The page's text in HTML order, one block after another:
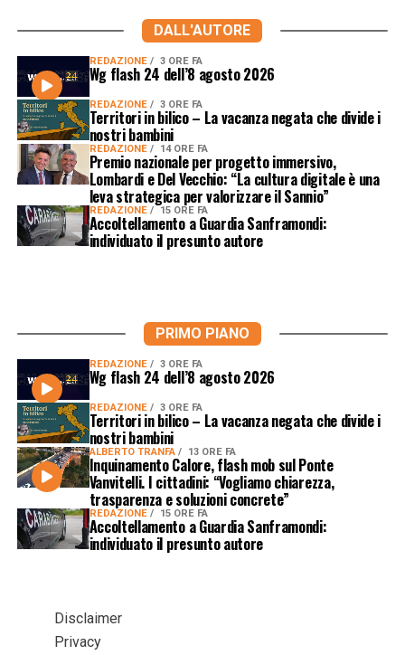
DALL'AUTORE
REDAZIONE 3 ORE FA
Wg flash 24 dell’8 agosto 2026
REDAZIONE 3 ORE FA
Territori in bilico – La vacanza negata che divide i
nostri bambini
REDAZIONE 14 ORE FA
Premio nazionale per progetto immersivo,
Lombardi e Del Vecchio: “La cultura digitale è una
leva strategica per valorizzare il Sannio”
REDAZIONE 15 ORE FA
Accoltellamento a Guardia Sanframondi:
individuato il presunto autore
PRIMO PIANO
REDAZIONE 3 ORE FA
Wg flash 24 dell’8 agosto 2026
REDAZIONE 3 ORE FA
Territori in bilico – La vacanza negata che divide i
nostri bambini
ALBERTO TRANFA 13 ORE FA
Inquinamento Calore, flash mob sul Ponte
Vanvitelli. I cittadini: “Vogliamo chiarezza,
trasparenza e soluzioni concrete”
REDAZIONE 15 ORE FA
Accoltellamento a Guardia Sanframondi:
individuato il presunto autore
Disclaimer
Privacy